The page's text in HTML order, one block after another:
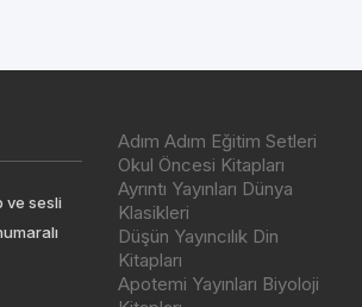
ve sesli
Adım Adım Eğitim Setleri
Okul Öncesi Kitapları
Ayrıntı Yayınları Dünya
Klasikleri
Düşün Yayıncılık Din
Kitapları
Apotemi Yayınları Biyoloji